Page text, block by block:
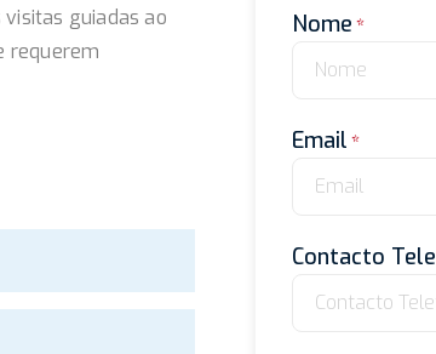
guiadas ao
requerem
Nome
Email
Contacto